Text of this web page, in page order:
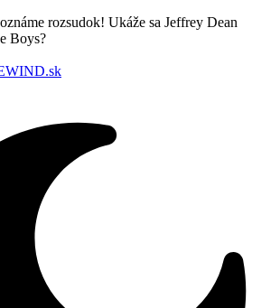
rozsudok! Ukáže sa Jeffrey Dean
Boys?